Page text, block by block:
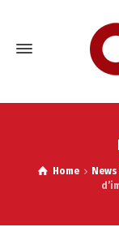
Home